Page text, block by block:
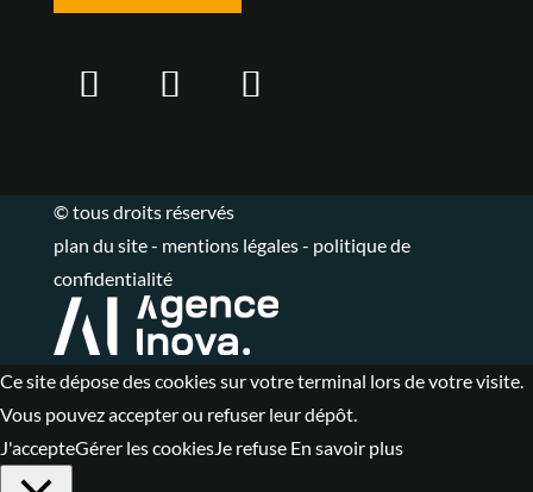
© tous droits réservés
plan du site- mentions légales- politique de
confidentialité
Ce site dépose des cookies sur votre terminal lors de votre visite.
Vous pouvez accepter ou refuser leur dépôt.
J'accepteGérer les cookies Je refuse En savoir plus